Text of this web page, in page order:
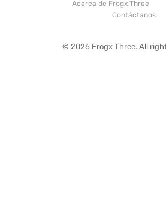
Acerca de Frogx Three
Contáctanos
© 2026 Frogx Three. All